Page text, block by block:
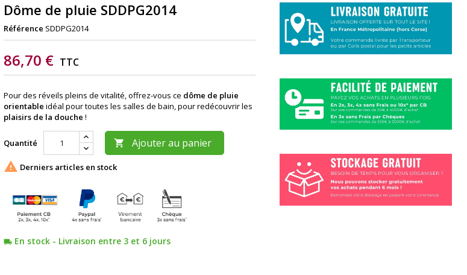
Dôme de pluie SDDPG2014
Référence SDDPG2014
86,70 € TTC
Pour des réveils pleins de vitalité, offrez-vous ce dôme de pluie
orientable idéal pour toutes les salles de bain, pour redécouvrir les
plaisirs de la douche !
Quantité  Ajouter au panier
 Derniers articles en stock
local_shipping En stock - Livraison entre 3 et 6 jours